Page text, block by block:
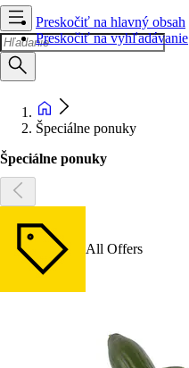
Preskočiť na hlavný obsah
Preskočiť na vyhľadávanie
Špeciálne ponuky
Špeciálne ponuky
All Offers